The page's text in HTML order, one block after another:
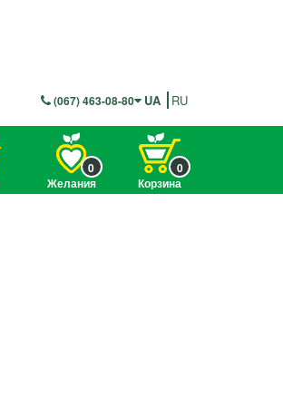
(067) 463-08-80 UA RU
Желания
0
Корзина
0